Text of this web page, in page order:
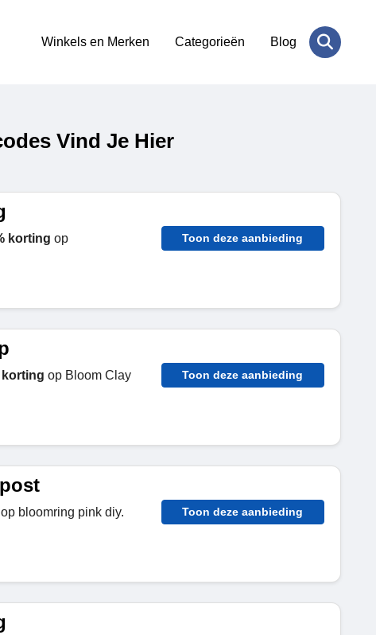
Winkels en Merken Categorieën Blog
Vind Je Hier
korting op
Toon deze aanbieding
korting op Bloom Clay
Toon deze aanbieding
op bloomring pink diy. Toon deze aanbieding